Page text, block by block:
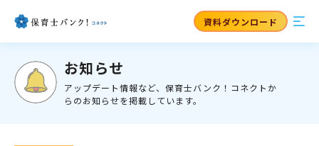
資料ダウンロード
お知らせ
アップデート情報など、保育士バンク！コネクトか
らのお知らせを掲載しています。